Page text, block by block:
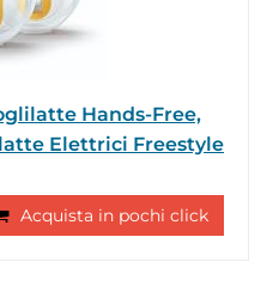
Hands-Free,
Elettrici Freestyle
Acquista in pochi click